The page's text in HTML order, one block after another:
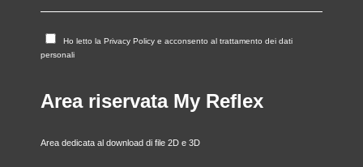
Ho letto la Privacy Policy e acconsento al trattamento dei dati
personali
Area riservata My Reflex
Area dedicata al download di file 2D e 3D